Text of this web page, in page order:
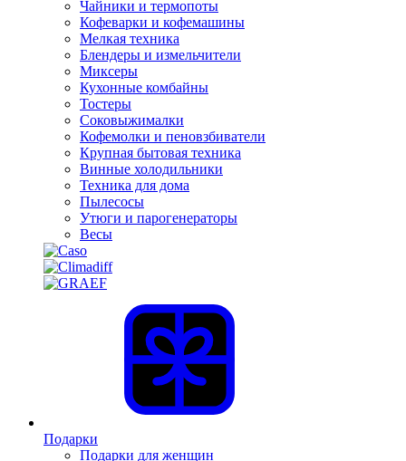
Чайники и термопоты
Кофеварки и кофемашины
Мелкая техника
Блендеры и измельчители
Миксеры
Кухонные комбайны
Тостеры
Соковыжималки
Кофемолки и пеновзбиватели
Крупная бытовая техника
Винные холодильники
Техника для дома
Пылесосы
Утюги и парогенераторы
Весы
Подарки
Подарки для женщин